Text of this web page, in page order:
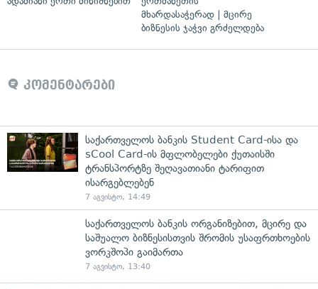
მხარდასაჭერად | მცირე
ბიზნესის ჯაჭვი გრძელდება
კომენტარები
საქართველოს ბანკის Student Card-ისა და
sCool Card-ის მფლობელები ქუთაისში
ტრანსპორტზე შეღავათიანი ტარიფით
ისარგებლებენ
7 აგვისტო, 14:49
საქართველოს ბანკის ორგანიზებით, მცირე და
საშუალო ბიზნესისთვის შრომის უსაფრთხოების
ვორკშოპი გაიმართა
7 აგვისტო, 13:40